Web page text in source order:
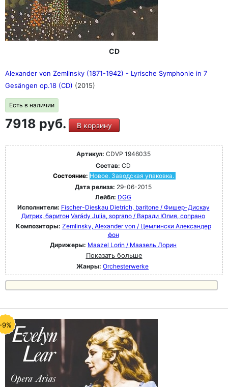
CD
Alexander von Zemlinsky (1871-1942) - Lyrische Symphonie in 7
Gesängen op.18 (CD) (2015)
Есть в наличии
7918 руб. В корзину
Артикул: CDVP 1946035
Состав: CD
Состояние: Новое. Заводская упаковка.
Дата релиза: 29-06-2015
Лейбл: DGG
Исполнители: Fischer-Dieskau Dietrich, baritone / Фишер-Дискау
Дитрих, баритон Varády Julia, soprano / Варади Юлия, сопрано
Композиторы: Zemlinsky, Alexander von / Цемлински Александер
фон
Дирижеры: Maazel Lorin / Маазель Лорин
Показать больше
Жанры: Orchesterwerke
9%